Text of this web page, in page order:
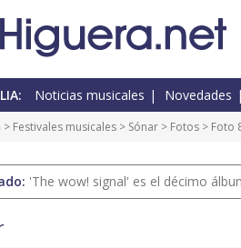
Noticias musicales Novedades
> Festivales musicales > Sónar > Fotos > Foto
'The wow! signal' es el décimo